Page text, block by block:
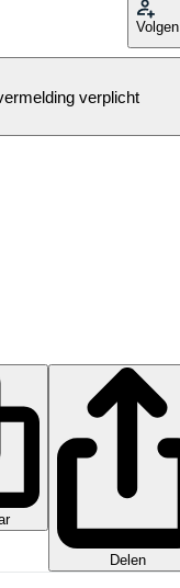
Volgen
verplicht
Delen